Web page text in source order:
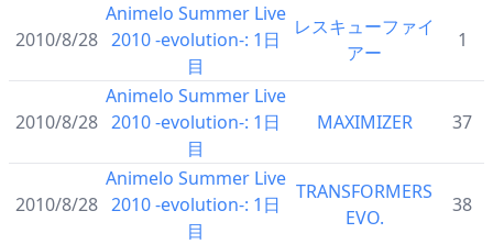
2010/8/28
Animelo Summer Live
2010 -evolution-: 1日
目
レスキューファイ
アー
1
2010/8/28
Animelo Summer Live
2010 -evolution-: 1日
目
MAXIMIZER 37
2010/8/28
Animelo Summer Live
2010 -evolution-: 1日
目
TRANSFORMERS
EVO.
38